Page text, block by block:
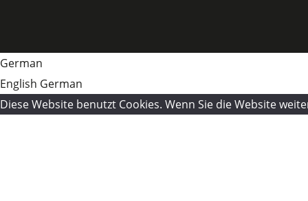
German
English German
Diese Website benutzt Cookies. Wenn Sie die Website